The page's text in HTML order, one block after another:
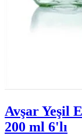
Avşar Yeşil
200 ml 6'lı